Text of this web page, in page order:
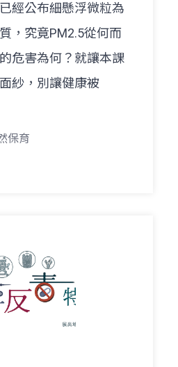
經公布細懸浮微粒為
，究竟PM2.5從何而
危害為何？就讓本課
紗，別讓健康被
保育